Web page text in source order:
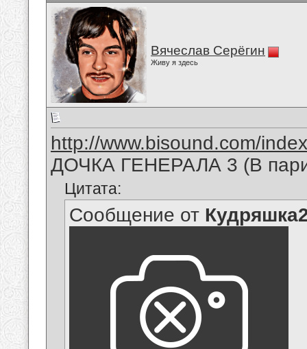
Вячеслав Серёгин
Живу я здесь
http://www.bisound.com/
ДОЧКА ГЕНЕРАЛА 3 (В
Цитата:
Сообщение от